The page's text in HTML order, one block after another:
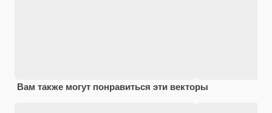
Вам также могут понравиться эти векторы